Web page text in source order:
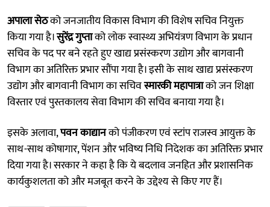
अपाला सेठको जनजातीय विकास विभाग की विशेष सचिव नियुक्त
किया गया है।सुरेंद्र गुप्ताको लोक स्वास्थ्य अभियंत्रण विभाग के प्रधान
सचिव के पद पर बने रहते हुए खाद्य प्रसंस्करण उद्योग और बागवानी
विभाग का अतिरिक्त प्रभार सौंपा गया है। इसी के साथ खाद्य प्रसंस्करण
उद्योग और बागवानी विभाग का सचिवस्मारकी महापात्राको जन शिक्षा
विस्तार एवं पुस्तकालय सेवा विभाग की सचिव बनाया गया है।
इसके अलावा,पवन काद्यानको पंजीकरण एवं स्टांप राजस्व आयुक्त के
साथ-साथ कोषागार, पेंशन और भविष्य निधि निदेशक का अतिरिक्त प्रभार
दिया गया है। सरकार ने कहा है कि ये बदलाव जनहित और प्रशासनिक
कार्यकुशलता को और मजबूत करने के उद्देश्य से किए गए हैं।